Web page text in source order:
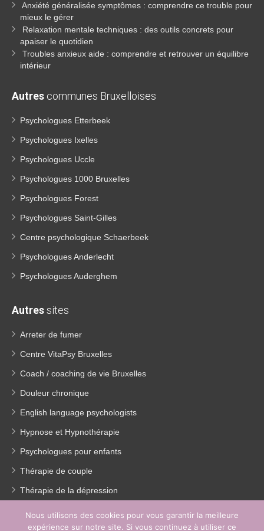
Anxiété généralisée symptômes : comprendre ce trouble pour
mieux le gérer
Relaxation mentale techniques : des outils concrets pour
apaiser le quotidien
Troubles anxieux aide : comprendre et retrouver un équilibre
intérieur
Autres communes Bruxelloises
Psychologues Etterbeek
Psychologues Ixelles
Psychologues Uccle
Psychologues 1000 Bruxelles
Psychologues Forest
Psychologues Saint-Gilles
Centre psychologique Schaerbeek
Psychologues Anderlecht
Psychologues Auderghem
Autressites
Arreter de fumer
Centre VitaPsy Bruxelles
Coach / coaching de vie Bruxelles
Douleur chronique
English language psychologists
Hypnose et Hypnothérapie
Psychologues pour enfants
Thérapie de couple
Thérapie de la dépression
Traitement Burn out
Nous utilisons des cookies pour vous garantir la meilleure
expérience sur notre site. Si vous continuez à utiliser ce